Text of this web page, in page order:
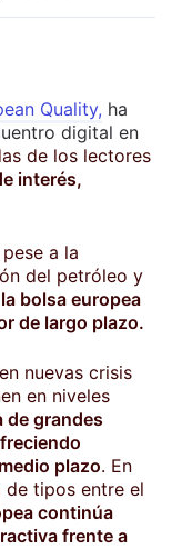
Quality, ha
digital en
de los lectores
interés,
a la
del petróleo y
la bolsa europea
de largo plazo.
nuevas crisis
en niveles
de grandes
plazo. En
de tipos entre el
continúa
frente a